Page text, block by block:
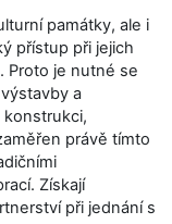
památky, ale i
přístup při jejich
Proto je nutné se
a
konstrukci,
právě tímto
Získají
při jednání s